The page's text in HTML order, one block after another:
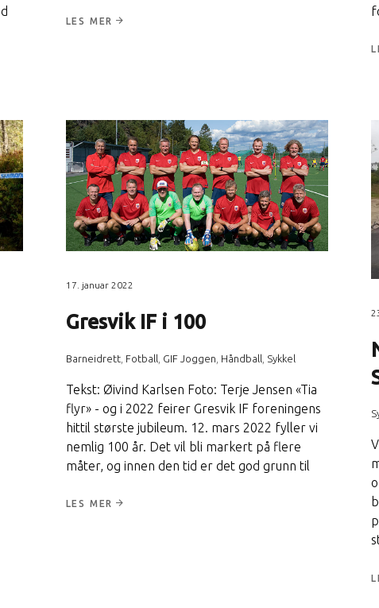
LES MER
17. januar 2022
Gresvik IF i 100
Barneidrett, Fotball GIF Joggen Håndball Sykkel
Tekst: Øivind Karlsen Foto: Terje Jensen «Tia
flyr» - og i 2022 feirer Gresvik IF foreningens
hittil største jubileum. 12. mars 2022 fyller vi
nemlig 100 år. Det vil bli markert på flere
måter, og innen den tid er det god grunn til
LES MER